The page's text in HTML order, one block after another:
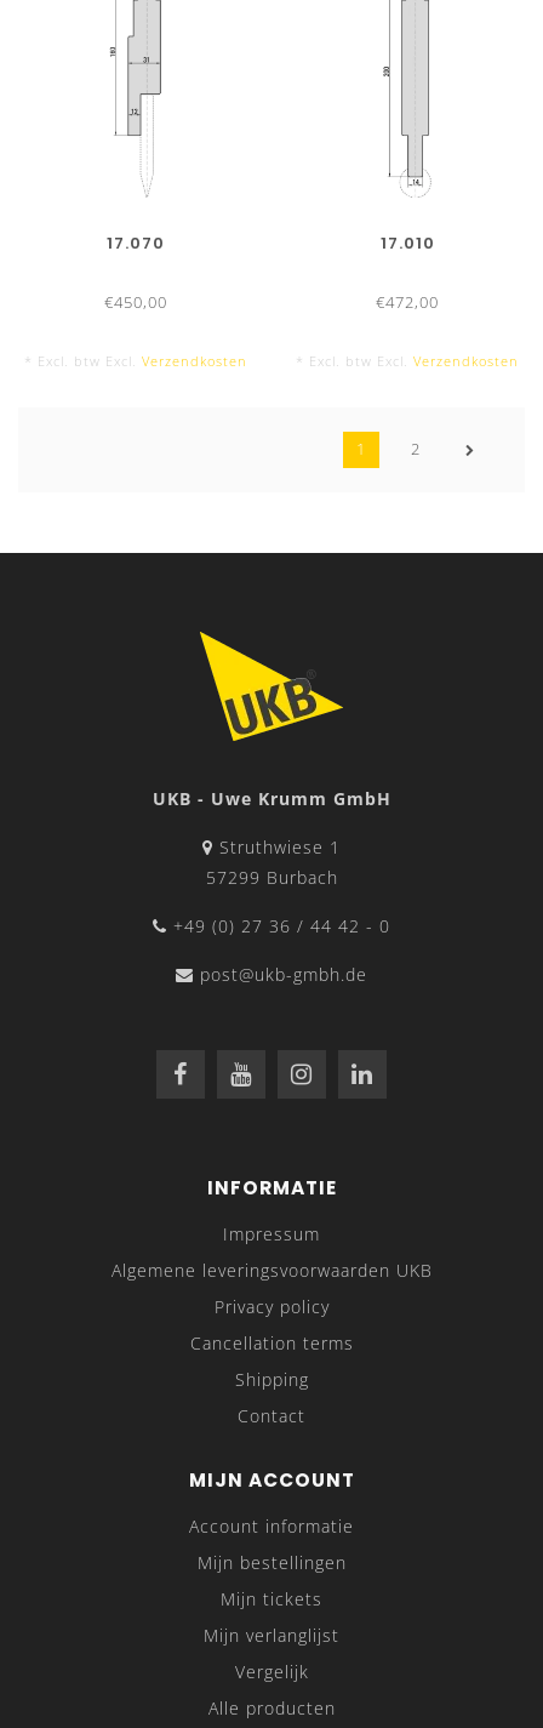
17.070
€450,00
* Excl. btw Excl. Verzendkosten
17.010
€472,00
* Excl. btw Excl. Verzendkosten
1 2
UKB - Uwe Krumm GmbH
Struthwiese 1
57299 Burbach
+49 (0) 27 36 / 44 42 - 0
post@ukb-gmbh.de
INFORMATIE
Impressum
Algemene leveringsvoorwaarden UKB
Privacy policy
Cancellation terms
Shipping
Contact
MIJN ACCOUNT
Account informatie
Mijn bestellingen
Mijn tickets
Mijn verlanglijst
Vergelijk
Alle producten